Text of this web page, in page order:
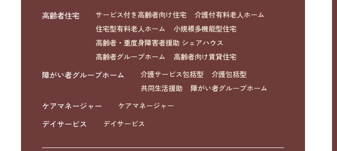
高齢者住宅 サービス付き高齢者向け住宅
介護付有料老人ホーム
住宅型有料老人ホーム
小規模多機能型住宅
高齢者・重度身障害者援助 シェアハウス
高齢者グループホーム
高齢者向け賃貸住宅
障がい者グループホーム 介護サービス包括型
介護包括型
共同生活援助
障がい者グループホーム
ケアマネージャー ケアマネージャー
デイサービス デイサービス